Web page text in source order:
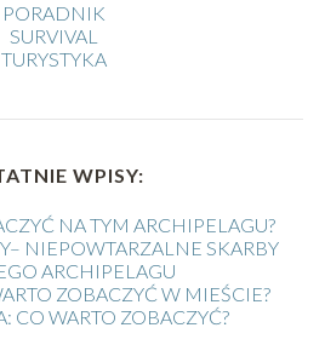
PORADNIK
SURVIVAL
TURYSTYKA
WPISY:
NA TYM ARCHIPELAGU?
NIEPOWTARZALNE SKARBY
ARCHIPELAGU
ZOBACZYĆ W MIEŚCIE?
CO WARTO ZOBACZYĆ?